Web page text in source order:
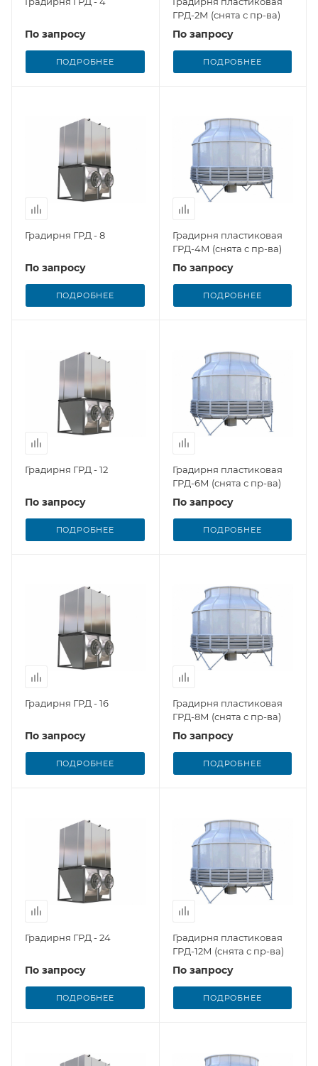
По запросу
ПОДРОБНЕЕ
ГРД-2М (снята с пр-ва)
По запросу
ПОДРОБНЕЕ
Градирня ГРД - 8
По запросу
ПОДРОБНЕЕ
Градирня пластиковая
ГРД-4М (снята с пр-ва)
По запросу
ПОДРОБНЕЕ
Градирня ГРД - 12
По запросу
ПОДРОБНЕЕ
Градирня пластиковая
ГРД-6М (снята с пр-ва)
По запросу
ПОДРОБНЕЕ
Градирня ГРД - 16
По запросу
ПОДРОБНЕЕ
Градирня пластиковая
ГРД-8М (снята с пр-ва)
По запросу
ПОДРОБНЕЕ
Градирня ГРД - 24
По запросу
ПОДРОБНЕЕ
Градирня пластиковая
ГРД-12М (снята с пр-ва)
По запросу
ПОДРОБНЕЕ